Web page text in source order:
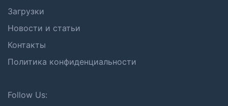
Загрузки
Новости и статьи
Контакты
Политика конфиденциальности
Follow Us: